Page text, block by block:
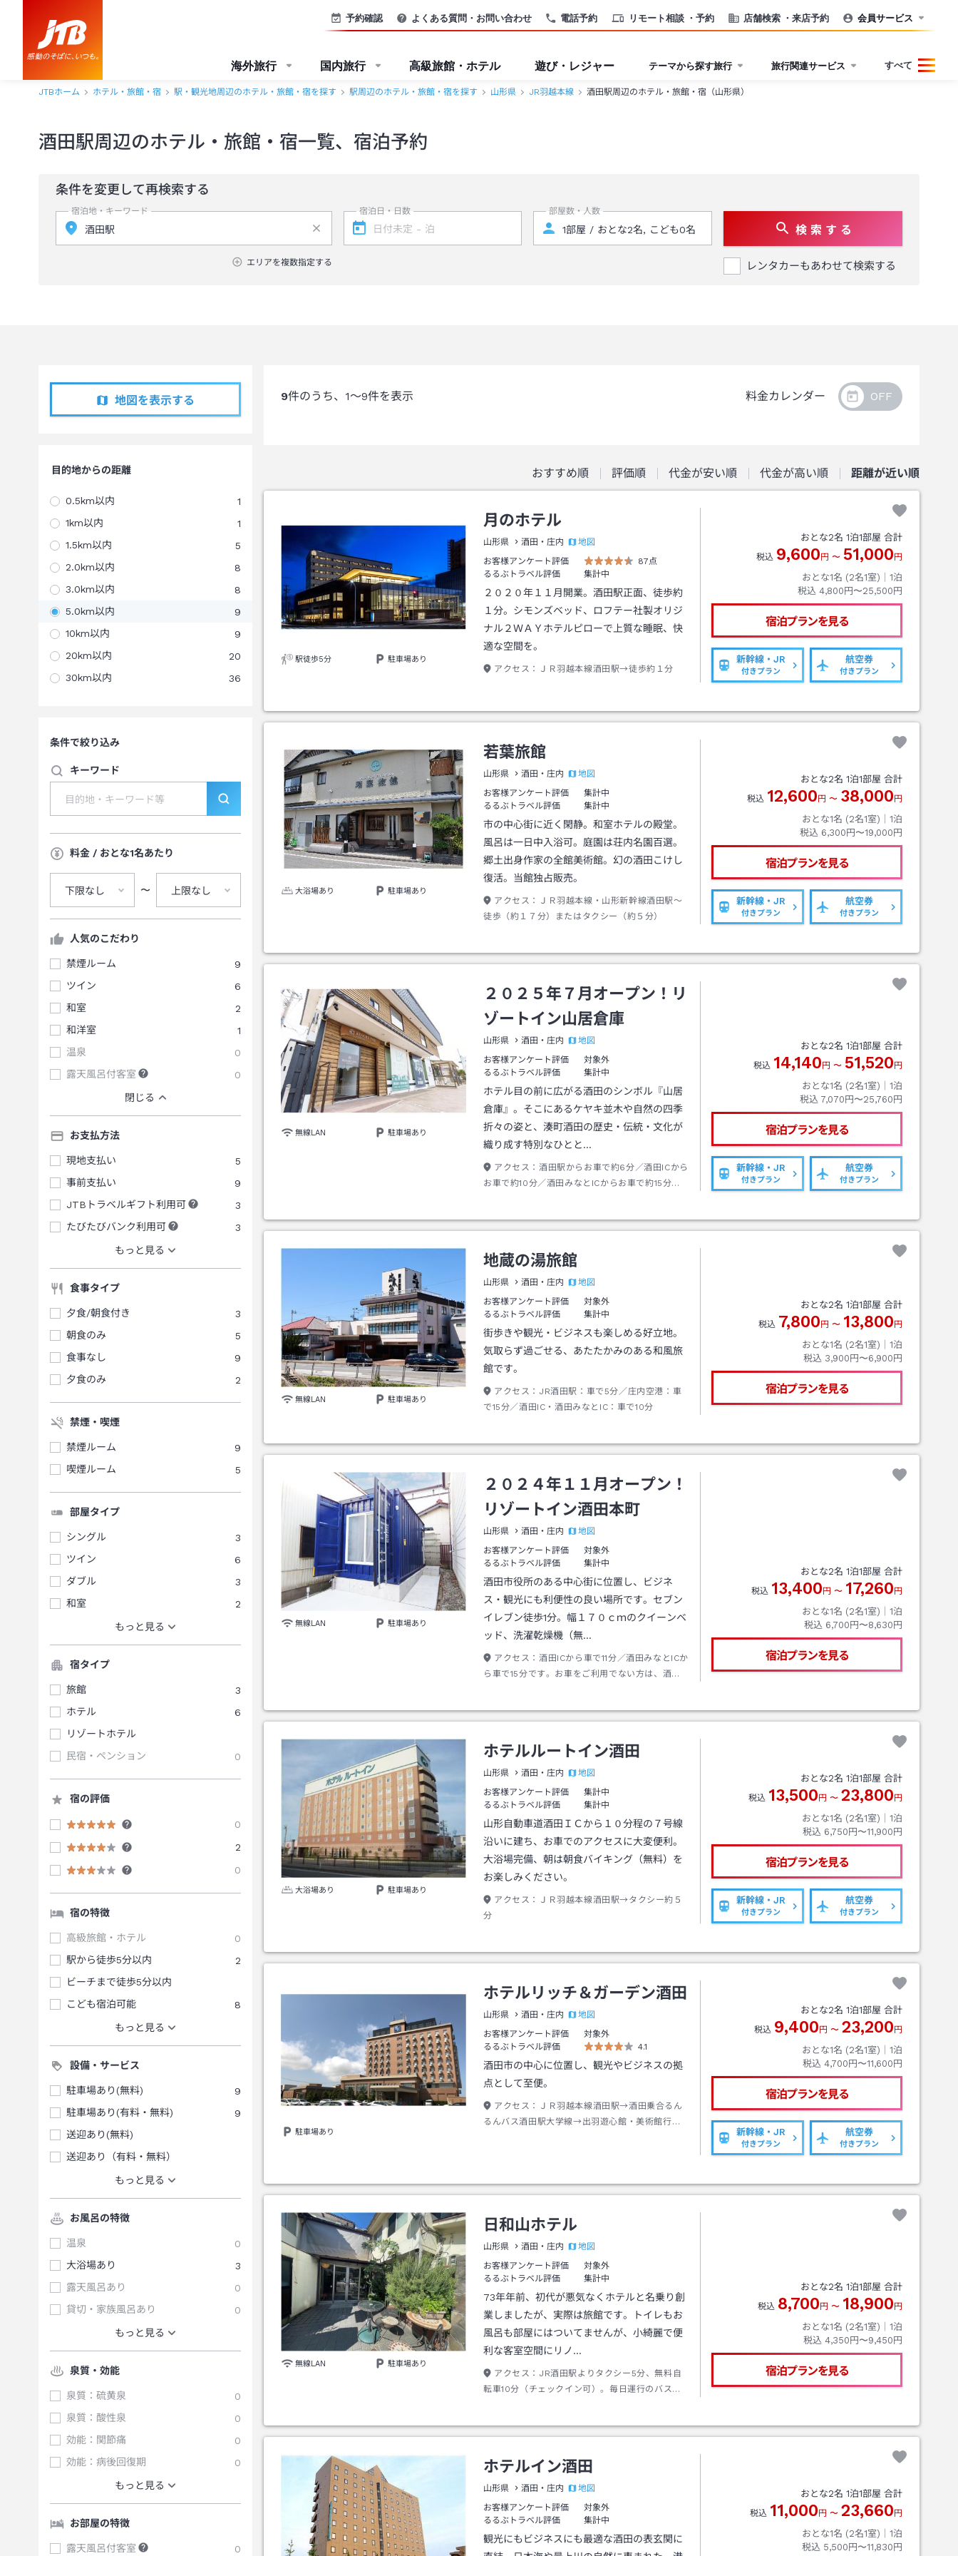
電話予約 リモート相談 ・予約 店舗検索 ・来店予約
予約確認 よくある質問・お問い合わせ 会員サービス
海外旅行 国内旅行 高級旅館・ホテル 遊び・レジャー テーマから探す旅行 旅行関連サービス すべて
JTBホーム ホテル・旅館・宿 駅・観光地周辺のホテル・旅館・宿を探す 駅周辺のホテル・旅館・宿を探す 山形県 JR羽越本線 酒田駅周辺のホテル・旅館・宿（山形県）
酒田駅周辺のホテル・旅館・宿一覧、宿泊予約
条件を変更して再検索する
宿泊地・キーワード
エリアを複数指定する
宿泊日・日数 部屋数・人数
検 索 す る
レンタカーもあわせて検索する
地図を表示する
目的地からの距離
0.5km以内
1
1km以内
1
1.5km以内
5
2.0km以内
8
3.0km以内
8
5.0km以内
9
10km以内
9
20km以内
20
30km以内
36
条件で絞り込み
キーワード
料金 / おとな1名あたり
下限なし 〜 上限なし
人気のこだわり
禁煙ルーム
9
ツイン
6
和室
2
和洋室
1
温泉
0
露天風呂付客室
0
閉じる
お支払方法
現地支払い
5
事前支払い
9
JTBトラベルギフト利用可
3
たびたびバンク利用可
3
もっと見る
食事タイプ
夕食/朝食付き
3
朝食のみ
5
食事なし
9
夕食のみ
2
禁煙・喫煙
禁煙ルーム
9
喫煙ルーム
5
部屋タイプ
シングル
3
ツイン
6
ダブル
3
和室
2
もっと見る
宿タイプ
旅館
3
ホテル
6
リゾートホテル
民宿・ペンション
0
宿の評価
0
2
0
宿の特徴
高級旅館・ホテル
0
駅から徒歩5分以内
2
ビーチまで徒歩5分以内
こども宿泊可能
8
もっと見る
設備・サービス
駐車場あり(無料)
9
駐車場あり(有料・無料)
9
送迎あり(無料)
送迎あり（有料・無料）
もっと見る
お風呂の特徴
温泉
0
大浴場あり
3
露天風呂あり
0
貸切・家族風呂あり
0
もっと見る
泉質・効能
泉質：硫黄泉
0
泉質：酸性泉
0
効能：関節痛
0
効能：病後回復期
0
もっと見る
お部屋の特徴
露天風呂付客室 0
9件のうち、 1～9件を表示 料金カレンダー
おすすめ順 評価順 代金が安い順 代金が高い順 距離が近い順
駅徒歩5分 駐車場あり
月のホテル
山形県 酒田・庄内
地図
お客様アンケート評価
87点
るるぶトラベル評価
集計中
２０２０年１１月開業。酒田駅正面、徒歩約
１分。シモンズベッド、ロフテー社製オリジ
ナル２ＷＡＹホテルピローで上質な睡眠、快
適な空間を。
アクセス： ＪＲ羽越本線酒田駅→徒歩約１分
おとな2名 1泊1部屋 合計
税込 9,600 円 〜 51,000 円
おとな1名 (2名1室)｜ 1泊
税込 4,800円〜25,500円
宿泊プランを見る
新幹線・JR
付きプラン
航空券
付きプラン
大浴場あり 駐車場あり
若葉旅館
山形県 酒田・庄内
地図
お客様アンケート評価
集計中
るるぶトラベル評価
集計中
市の中心街に近く閑静。和室ホテルの殿堂。
風呂は一日中入浴可。庭園は荘内名園百選。
郷土出身作家の全館美術館。幻の酒田こけし
復活。当館独占販売。
アクセス：
ＪＲ羽越本線・山形新幹線酒田駅～
徒歩（約１７分）またはタクシー（約５分）
おとな2名 1泊1部屋 合計
税込 12,600 円 〜 38,000 円
おとな1名 (2名1室)｜ 1泊
税込 6,300円〜19,000円
宿泊プランを見る
新幹線・JR
付きプラン
航空券
付きプラン
無線LAN 駐車場あり
２０２５年７月オープン！リ
ゾートイン山居倉庫
山形県 酒田・庄内
地図
お客様アンケート評価
対象外
るるぶトラベル評価
集計中
ホテル目の前に広がる酒田のシンボル『山居
倉庫』。そこにあるケヤキ並木や自然の四季
折々の姿と、湊町酒田の歴史・伝統・文化が
織り成す特別なひとと…
アクセス： 酒田駅からお車で約6分／酒田ICから
お車で約10分／酒田みなとICからお車で約15分で
す。庄内空港より庄内空港連絡バスをご利用の際
テルまで徒歩約4分となります。
おとな2名 1泊1部屋 合計
税込 14,140 円 〜 51,520 円
おとな1名 (2名1室)｜ 1泊
税込 7,070円〜25,760円
宿泊プランを見る
新幹線・JR
付きプラン
航空券
付きプラン
無線LAN 駐車場あり
地蔵の湯旅館
山形県 酒田・庄内
地図
お客様アンケート評価
対象外
るるぶトラベル評価
集計中
街歩きや観光・ビジネスも楽しめる好立地。
気取らず過ごせる、あたたかみのある和風旅
館です。
アクセス： JR酒田駅：車で5分／庄内空港：車
で15分／酒田IC・酒田みなとIC：車で10分
おとな2名 1泊1部屋 合計
税込 7,800 円 〜 13,800 円
おとな1名 (2名1室)｜ 1泊
税込 3,900円〜6,900円
宿泊プランを見る
無線LAN 駐車場あり
２０２４年１１月オープン！
リゾートイン酒田本町
山形県 酒田・庄内
地図
お客様アンケート評価
対象外
るるぶトラベル評価
集計中
酒田市役所のある中心街に位置し、ビジネ
ス・観光にも利便性の良い場所です。セブン
イレブン徒歩1分。幅１７０ｃｍのクイーンベ
ッド、洗濯乾燥機（無…
アクセス： 酒田ICから車で11分／酒田みなとICか
ら車で15分です。お車をご利用でない方は、酒田
ご利用の際は、「山居倉庫前」で降車いただき、
おとな2名 1泊1部屋 合計
税込 13,400 円 〜 17,260 円
おとな1名 (2名1室)｜ 1泊
税込 6,700円〜8,630円
宿泊プランを見る
大浴場あり 駐車場あり
ホテルルートイン酒田
山形県 酒田・庄内
地図
お客様アンケート評価
集計中
るるぶトラベル評価
集計中
山形自動車道酒田ＩＣから１０分程の７号線
沿いに建ち、お車でのアクセスに大変便利。
大浴場完備、朝は朝食バイキング（無料）を
お楽しみください。
アクセス：
ＪＲ羽越本線酒田駅→タクシー約５
分
おとな2名 1泊1部屋 合計
税込 13,500 円 〜 23,800 円
おとな1名 (2名1室)｜ 1泊
税込 6,750円〜11,900円
宿泊プランを見る
新幹線・JR
付きプラン
航空券
付きプラン
駐車場あり
ホテルリッチ＆ガーデン酒田
山形県 酒田・庄内
地図
お客様アンケート評価
対象外
るるぶトラベル評価
4.1
酒田市の中心に位置し、観光やビジネスの拠
点として至便。
アクセス：
ＪＲ羽越本線酒田駅→酒田乗合るん
るんバス酒田駅大学線→出羽遊心館・美術館行き
おとな2名 1泊1部屋 合計
税込 9,400 円 〜 23,200 円
おとな1名 (2名1室)｜ 1泊
税込 4,700円〜11,600円
宿泊プランを見る
新幹線・JR
付きプラン
航空券
付きプラン
無線LAN 駐車場あり
日和山ホテル
山形県 酒田・庄内
地図
お客様アンケート評価
対象外
るるぶトラベル評価
集計中
73年年前、初代が悪気なくホテルと名乗り創
業しましたが、実際は旅館です。トイレもお
風呂も部屋にはついてませんが、小綺麗で便
利な客室空間にリノ…
アクセス： JR酒田駅よりタクシー5分、無料自
転車10分（チェックイン可）。毎日運行のバス大
17：50、駅行9：33／11：38／12：53／14：13／
（徒歩4分、所要12分）も有。
おとな2名 1泊1部屋 合計
税込 8,700 円 〜 18,900 円
おとな1名 (2名1室)｜ 1泊
税込 4,350円〜9,450円
宿泊プランを見る
ホテルイン酒田
山形県 酒田・庄内
地図
お客様アンケート評価
対象外
るるぶトラベル評価
集計中
観光にもビジネスにも最適な酒田の表玄関に
おとな2名 1泊1部屋 合計
税込 11,000 円 〜 23,660 円
おとな1名 (2名1室)｜ 1泊
税込 5,500円〜11,830円